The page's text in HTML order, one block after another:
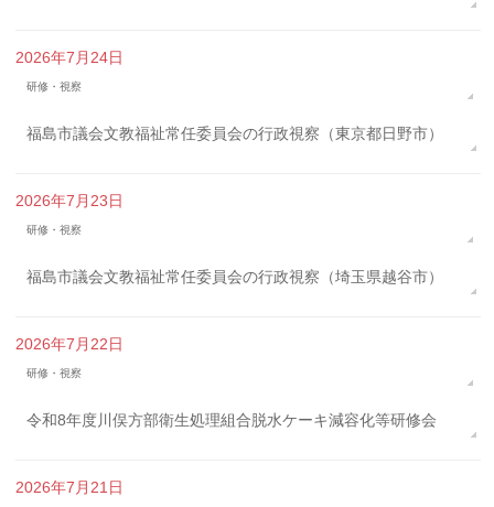
2026年7月24日
研修・視察
福島市議会文教福祉常任委員会の行政視察（東京都日野市）
2026年7月23日
研修・視察
福島市議会文教福祉常任委員会の行政視察（埼玉県越谷市）
2026年7月22日
研修・視察
令和8年度川俣方部衛生処理組合脱水ケーキ減容化等研修会
2026年7月21日